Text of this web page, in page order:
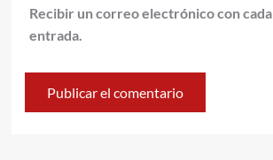
Recibir un correo electrónico con
entrada.